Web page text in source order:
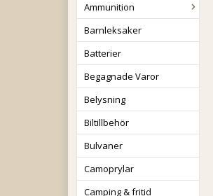
Ammunition
Barnleksaker
Batterier
Begagnade Varor
Belysning
Biltillbehör
Bulvaner
Camoprylar
Camping & fritid